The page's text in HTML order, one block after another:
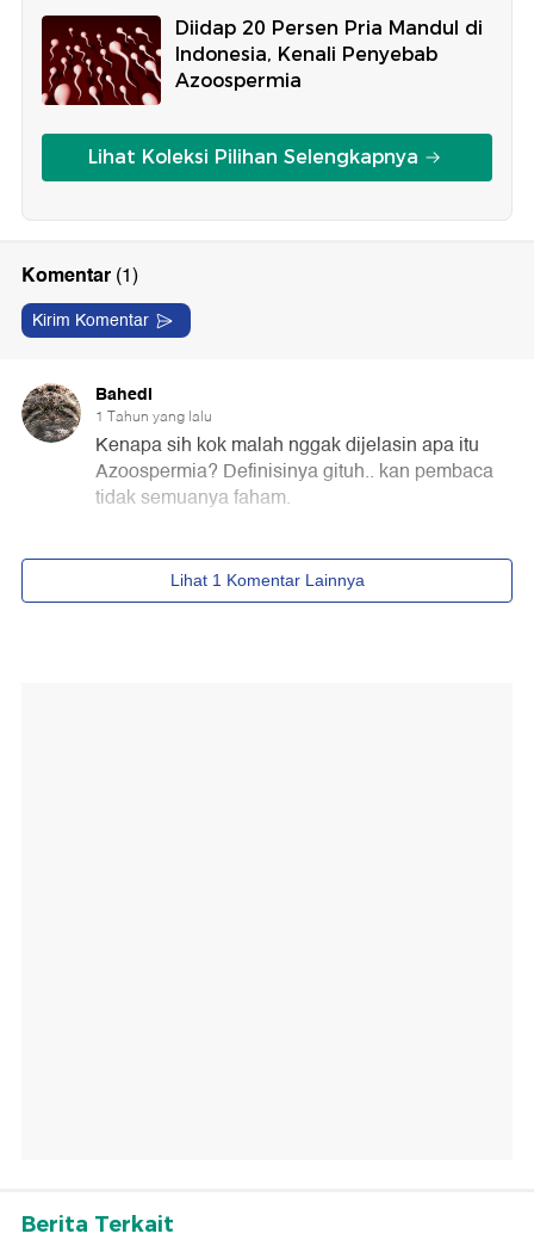
Diidap 20 Persen Pria Mandul di
Indonesia, Kenali Penyebab
Azoospermia
Lihat Koleksi Pilihan Selengkapnya
Berita Terkait